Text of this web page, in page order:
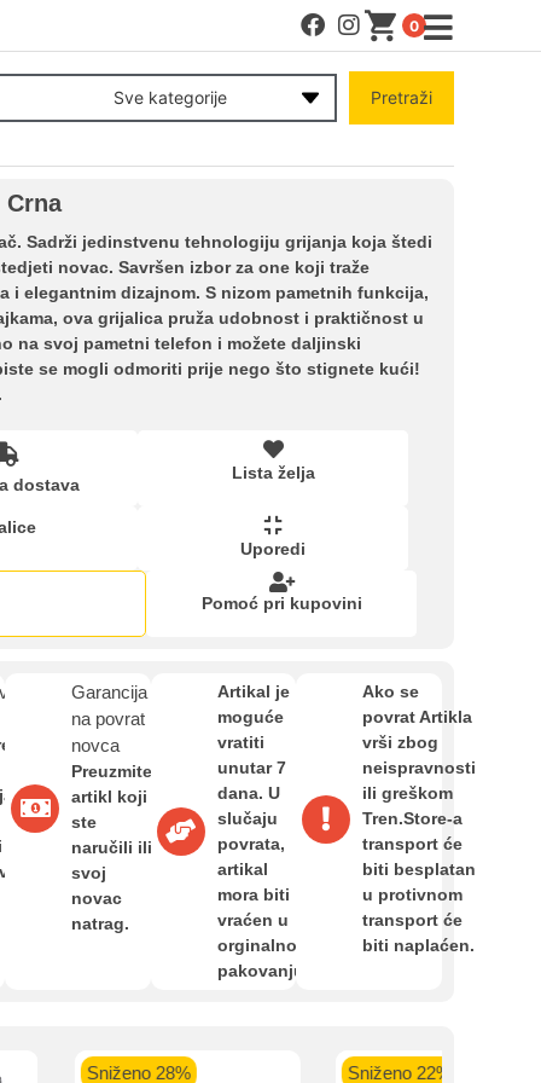
0
Sve kategorije Pretraži
Crna
Sadrži jedinstvenu tehnologiju grijanja koja štedi
novac. Savršen izbor za one koji traže
i elegantnim dizajnom. S nizom pametnih funkcija,
ova grijalica pruža udobnost i praktičnost u
na svoj pametni telefon i možete daljinski
se mogli odmoriti prije nego što stignete kući!
dostava
Lista želja
Uporedi
Pomoć pri kupovini
Garancija
na povrat
novca
Preuzmite
artikl koji
ste
naručili ili
svoj
novac
natrag.
Artikal je
moguće
vratiti
unutar 7
dana. U
slučaju
povrata,
artikal
mora biti
vraćen u
orginalnom
pakovanju.
Ako se
povrat Artikla
vrši zbog
neispravnosti
ili greškom
Tren.Store-a
transport će
biti besplatan
u protivnom
transport će
biti naplaćen.
Sniženo 22% Sniženo 23%
Račun
Kupovina na rate
Lista želja
Upoređeni proizvodi
Zahtjev za reklamaciju
O nama
Privatnost kupca
Uvjeti i odredbe